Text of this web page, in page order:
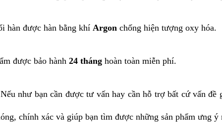
hàn được hàn bằng khí Argonchống hiện tượng oxy hóa.
được bảo hành 24 thánghoàn toàn miễn phí.
Nếu như bạn cần được tư vấn hay cần hỗ trợ bất cứ vấn
chính xác và giúp bạn tìm được những sản phẩm ưng ý